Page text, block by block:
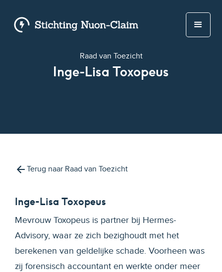
Raad van Toezicht
Inge-Lisa Toxopeus
Terug naar Raad van Toezicht
Inge-Lisa Toxopeus
Mevrouw Toxopeus is partner bij Hermes-
Advisory, waar ze zich bezighoudt met het
berekenen van geldelijke schade. Voorheen was
zij forensisch accountant en werkte onder meer